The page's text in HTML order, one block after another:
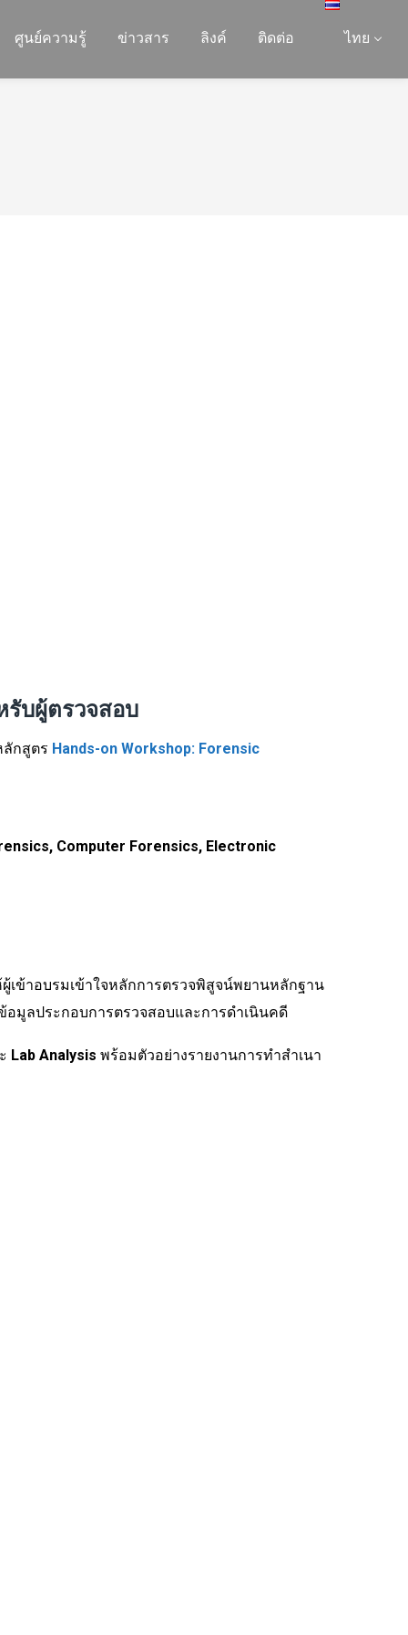
ศูนย์ความรู้ ข่าวสาร ลิงค์ ติดต่อ ไทย
รับผู้ตรวจสอบ
ลักสูตร Hands-on Workshop: Forensic
Computer Forensics, Electronic
ข้าอบรมเข้าใจหลักการตรวจพิสูจน์พยานหลักฐาน
อมูลประกอบการตรวจสอบและการดำเนินคดี
Lab Analysis พร้อมตัวอย่างรายงานการทำสำเนา